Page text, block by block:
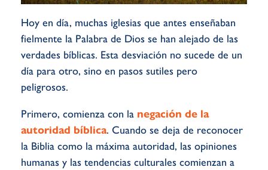
Hoy en día, muchas iglesias que antes enseñaban
fielmente la Palabra de Dios se han alejado de las
verdades bíblicas. Esta desviación no sucede de un
día para otro, sino en pasos sutiles pero
peligrosos.
Primero, comienza con la negación de la
autoridad bíblica. Cuando se deja de reconocer
la Biblia como la máxima autoridad, las opiniones
humanas y las tendencias culturales comienzan a